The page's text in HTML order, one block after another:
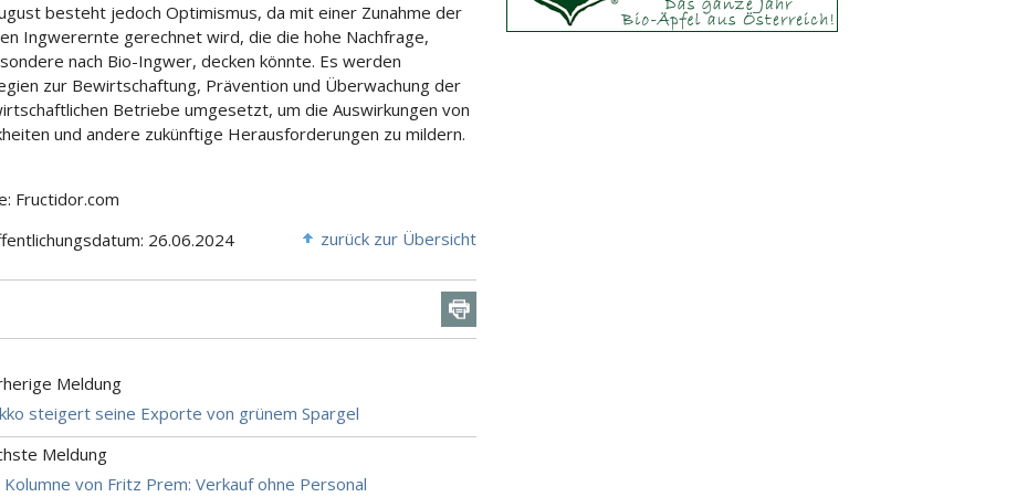
besteht jedoch Optimismus, da mit einer Zunahme der
Ingwerernte gerechnet wird, die die hohe Nachfrage,
nach Bio-Ingwer, decken könnte. Es werden
zur Bewirtschaftung, Prävention und Überwachung der
Betriebe umgesetzt, um die Auswirkungen von
und andere zukünftige Herausforderungen zu mildern.
Fructidor.com
26.06.2024
zurück zur Übersicht
Meldung
steigert seine Exporte von grünem Spargel
Meldung
Kolumne von Fritz Prem: Verkauf ohne Personal